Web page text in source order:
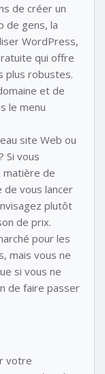
de créer un
de gens, la
WordPress,
qui offre
plus robustes.
et de
le menu
site Web ou
Si vous
matière de
de vous lancer
plutôt
de prix.
pour les
mais vous ne
si vous ne
de faire passer
votre